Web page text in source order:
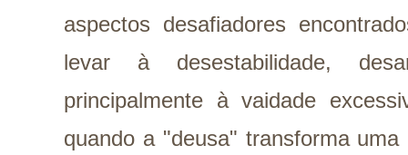
aspectos desafiadores
levar à desestabilidade,
principalmente à vaidade
quando a "deusa" transforma